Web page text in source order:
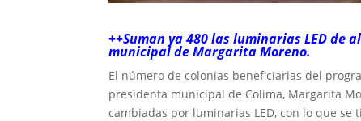
++Suman ya 480 las luminarias LED
municipal de Margarita Moreno.
El número de colonias beneficiarias del
presidenta municipal de Colima, Margarita
cambiadas por luminarias LED, con lo que